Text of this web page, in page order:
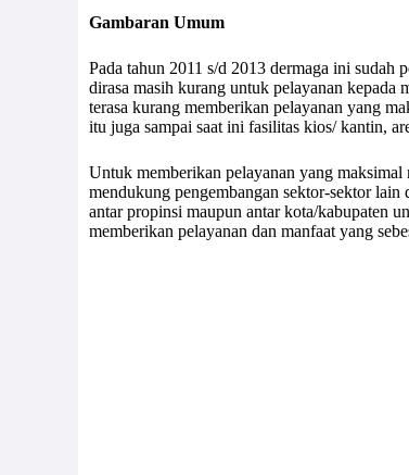
Gambaran Umum
Pada tahun 2011 s/d 2013 dermaga ini
dirasa masih kurang untuk pelayanan kepada
terasa kurang memberikan pelayanan yang
itu juga sampai saat ini fasilitas kios/ kantin,
Untuk memberikan pelayanan yang
mendukung pengembangan sektor-sektor lain
antar propinsi maupun antar kota/kabupaten
memberikan pelayanan dan manfaat yang